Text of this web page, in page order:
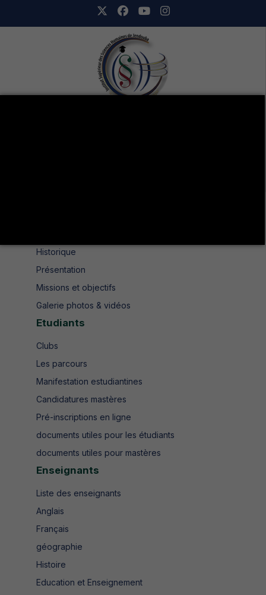
Historique
Présentation
Missions et objectifs
Galerie photos & vidéos
Etudiants
Clubs
Les parcours
Manifestation estudiantines
Candidatures mastères
Pré-inscriptions en ligne
documents utiles pour les étudiants
documents utiles pour mastères
Enseignants
Liste des enseignants
Anglais
Français
géographie
Histoire
Education et Enseignement